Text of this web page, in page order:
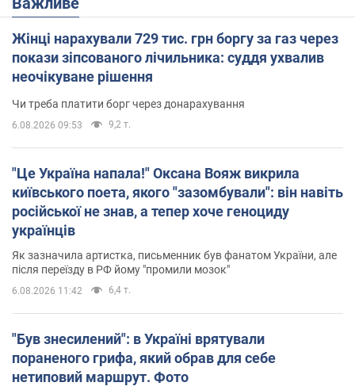
Жінці нарахували 729 тис. грн боргу за газ через
покази зіпсованого лічильника: суддя ухвалив
неочікуване рішення
Чи треба платити борг через донарахування
6.08.2026 09:53 9,2 т.
"Це Україна напала!" Оксана Вояж викрила
київського поета, якого "зазомбували": він навіть
російської не знав, а тепер хоче геноциду
українців
Як зазначила артистка, письменник був фанатом України, але
після переїзду в РФ йому "промили мозок"
6.08.2026 11:42 6,4 т.
"Був знесилений": в Україні врятували
пораненого грифа, який обрав для себе
нетиповий маршрут. Фото